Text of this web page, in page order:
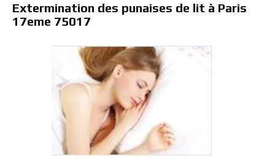
Extermination des punaises de lit à Paris
17eme 75017